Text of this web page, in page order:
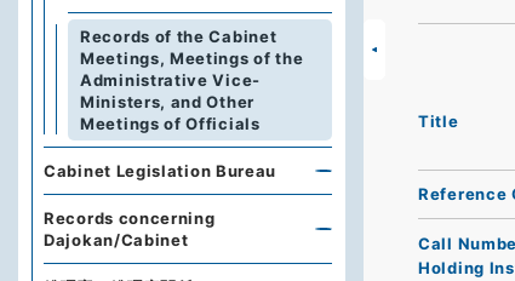
Title
Reference
Call
Holding
Records of the Cabinet
Meetings, Meetings of the
Administrative Vice-
Ministers, and Other
Meetings of Officials
Cabinet Legislation Bureau
Records concerning
Dajokan/Cabinet